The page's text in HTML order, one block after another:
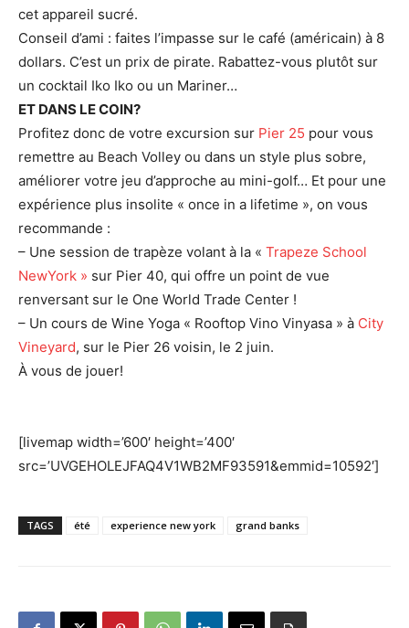
cet appareil sucré.
Conseil d’ami : faites l’impasse sur le café (américain) à 8
dollars. C’est un prix de pirate. Rabattez-vous plutôt sur
un cocktail Iko Iko ou un Mariner…
ET DANS LE COIN?
Profitez donc de votre excursion sur Pier 25 pour vous
remettre au Beach Volley ou dans un style plus sobre,
améliorer votre jeu d’approche au mini-golf… Et pour une
expérience plus insolite « once in a lifetime », on vous
recommande :
– Une session de trapèze volant à la « Trapeze School
NewYork » sur Pier 40, qui offre un point de vue
renversant sur le One World Trade Center !
– Un cours de Wine Yoga « Rooftop Vino Vinyasa » à City
Vineyard, sur le Pier 26 voisin, le 2 juin.
À vous de jouer!
[livemap width=’600′ height=’400′
src=’UVGEHOLEJFAQ4V1WB2MF93591&emmid=10592′]
TAGS été experience new york grand banks